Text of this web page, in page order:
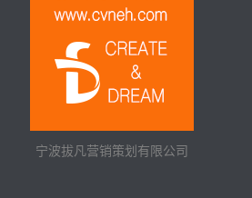
宁波拔凡营销策划有限公司